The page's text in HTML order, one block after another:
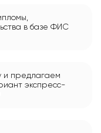
в базе ФИС
и предлагаем
экспресс-